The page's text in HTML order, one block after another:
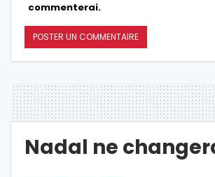
commenterai.
Nadal ne